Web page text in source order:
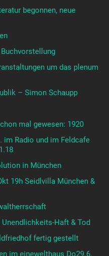
begonnen, neue
um das plenum
– Simon Schaupp
mal gewesen: 1920
im Radio und im Feldcafe
in München
19h Seidlvilla München &
Haft & Tod
fertig gestellt
im einewelthaus Do29.6.